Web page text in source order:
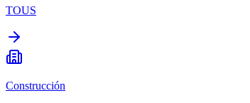
TOUS
Construcción